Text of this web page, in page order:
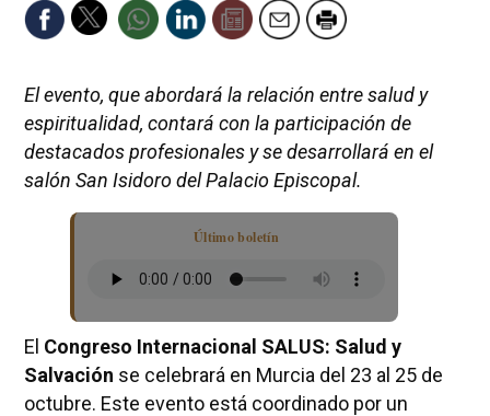
El evento, que abordará la relación entre salud y
espiritualidad, contará con la participación de
destacados profesionales y se desarrollará en el
salón San Isidoro del Palacio Episcopal.
Último boletín
El Congreso Internacional SALUS: Salud y
Salvación se celebrará en Murcia del 23 al 25 de
octubre. Este evento está coordinado por un